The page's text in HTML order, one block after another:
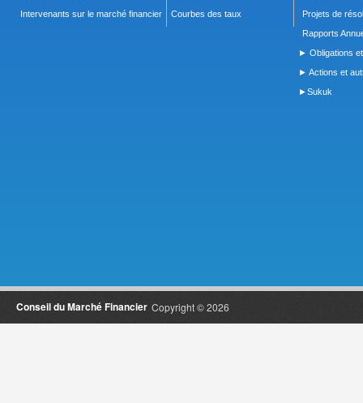
Intervenants sur le marché financier
Courbes des taux
Projets de
Rapports
► Obligations
► Actions et
►Sukuk
Copyright © 2026
Conseil du Marché Financier